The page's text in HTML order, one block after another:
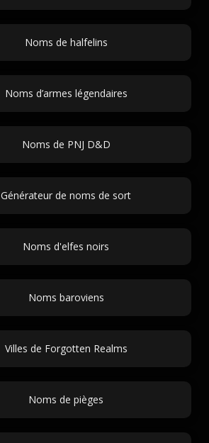
Noms de halfelins
Noms d’armes légendaires
Noms de PNJ D&D
Générateur de noms de sort
Noms d'elfes noirs
Noms baroviens
Villes de Forgotten Realms
Noms de pièges